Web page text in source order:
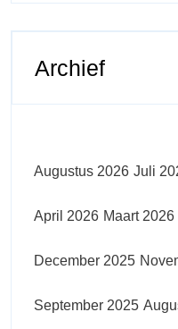
Archief
Augustus 2026 Juli
April 2026 Maart 2026
December 2025
September 2025